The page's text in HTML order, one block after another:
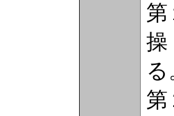
第
操
る
第